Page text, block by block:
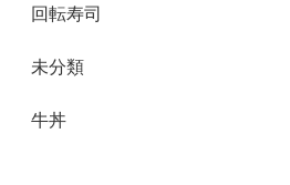
回転寿司
未分類
牛丼